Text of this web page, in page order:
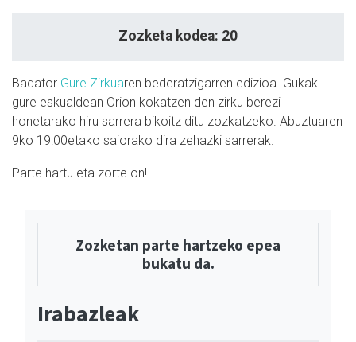
Zozketa kodea: 20
Badator Gure Zirkuaren bederatzigarren edizioa. Gukak
gure eskualdean Orion kokatzen den zirku berezi
honetarako hiru sarrera bikoitz ditu zozkatzeko. Abuztuaren
9ko 19:00etako saiorako dira zehazki sarrerak.
Parte hartu eta zorte on!
Zozketan parte hartzeko epea
bukatu da.
Irabazleak